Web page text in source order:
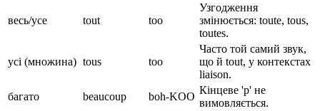
весь/усе tout too
Узгодження
змінюється: toute, tous,
toutes.
усі (множина) tous too
Часто той самий звук,
що й tout, у контекстах
liaison.
багато
beaucoup boh-KOO
Кінцеве 'p' не
вимовляється.